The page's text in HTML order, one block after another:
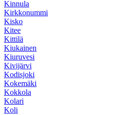
Kinnula
Kirkkonummi
Kisko
Kitee
Kittilä
Kiukainen
Kiuruvesi
Kivijärvi
Kodisjoki
Kokemäki
Kokkola
Kolari
Koli